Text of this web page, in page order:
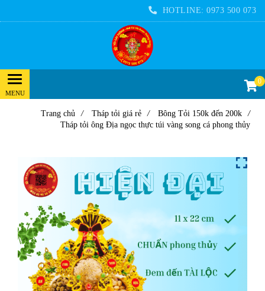
HOTLINE: 0973 500 073
0
Trang chủ / Tháp tỏi giá rẻ / Bông Tỏi 150k đến 200k
/
Tháp tỏi ông Địa ngọc thực túi vàng song cá phong thủy